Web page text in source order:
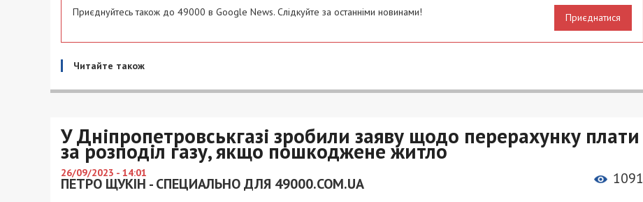
Приєднуйтесь також до 49000 в Google News. Слідкуйте за останніми новинами! Приєднатися
Читайте також
У Дніпропетровськгазі зробили заяву щодо перерахунку плати
за розподіл газу, якщо пошкоджене житло
26/09/2023 - 14:01
ПЕТРО ЩУКІН - СПЕЦИАЛЬНО ДЛЯ 49000.COM.UA 1091